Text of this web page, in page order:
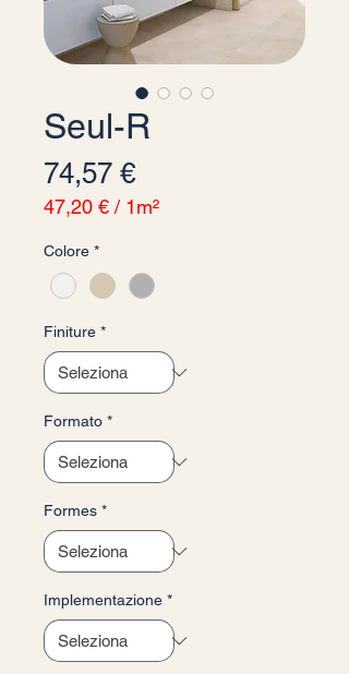
Seul-R
74,57 €Prezzo
47,20 € / 1m²
ogni
1
Metro
quadrato
Colore *
Finiture *
Formato *
Formes *
Implementazione *